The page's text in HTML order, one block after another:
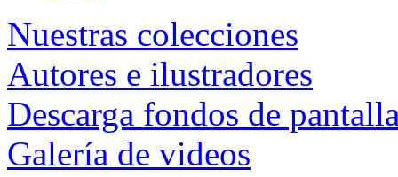
Nuestras colecciones
Autores e ilustradores
Descarga fondos de
Galería de videos